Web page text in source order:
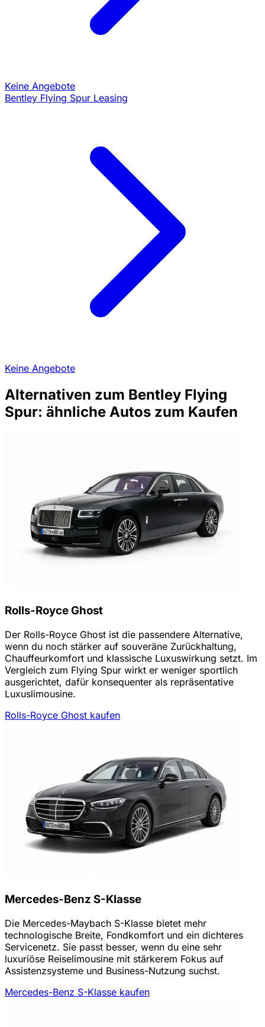
Keine Angebote
Bentley Flying Spur Leasing
Keine Angebote
Alternativen zum Bentley Flying
Spur: ähnliche Autos zum Kaufen
Rolls-Royce Ghost
Der Rolls-Royce Ghost ist die passendere Alternative,
wenn du noch stärker auf souveräne Zurückhaltung,
Chauffeurkomfort und klassische Luxuswirkung setzt. Im
Vergleich zum Flying Spur wirkt er weniger sportlich
ausgerichtet, dafür konsequenter als repräsentative
Luxuslimousine.
Rolls-Royce Ghost kaufen
Mercedes-Benz S-Klasse
Die Mercedes-Maybach S-Klasse bietet mehr
technologische Breite, Fondkomfort und ein dichteres
Servicenetz. Sie passt besser, wenn du eine sehr
luxuriöse Reiselimousine mit stärkerem Fokus auf
Assistenzsysteme und Business-Nutzung suchst.
Mercedes-Benz S-Klasse kaufen